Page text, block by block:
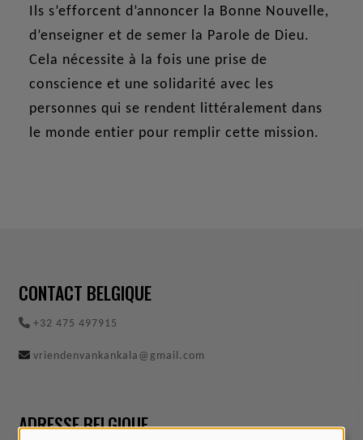
Ils s’efforcent d’annoncer la Bonne Nouvelle,
d’enseigner et de semer la Parole de Dieu.
Cela nécessite à la fois une prise de
conscience et une solidarité avec les
personnes qui se rendent littéralement dans
le monde entier pour remplir cette mission.
CONTACT BELGIQUE
+32 475 497915
vriendenvankankala@gmail.com
ADRESSE BELGIQUE